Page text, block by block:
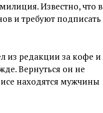
Известно, что в
и требуют подписать
из редакции за кофе и
Вернуться он не
находятся мужчины